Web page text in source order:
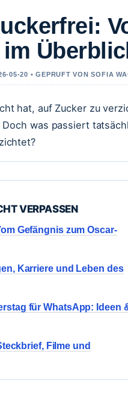
05-20 • GEPRUFT VON SOFIA
hat, auf Zucker zu
was passiert
VERPASSEN
Gefängnis zum Oscar-
Karriere und Leben des
für WhatsApp: Ideen
Filme und